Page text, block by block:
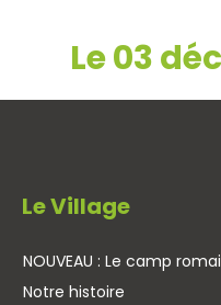
Le 03
Le Village
NOUVEAU : Le camp
Notre histoire